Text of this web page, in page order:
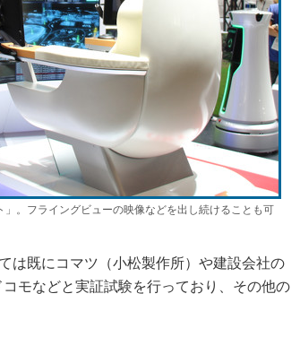
。フライングビューの映像などを出し続けることも可
は既にコマツ（小松製作所）や建設会社の
モなどと実証試験を行っており、その他の